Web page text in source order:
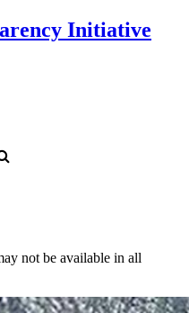
Initiative
not be available in all